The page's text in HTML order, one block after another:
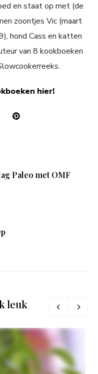
en staat op met (de
zoontjes Vic (maart
hond Cass en katten
van 8 kookboeken
hier!
Paleo met OMF
leuk